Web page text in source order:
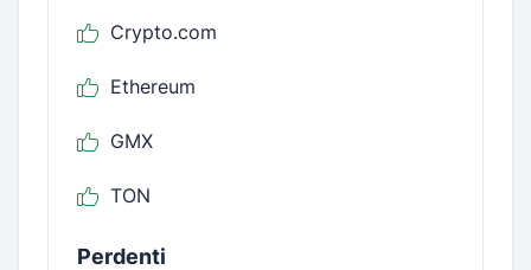
Crypto.com
Ethereum
GMX
TON
Perdenti